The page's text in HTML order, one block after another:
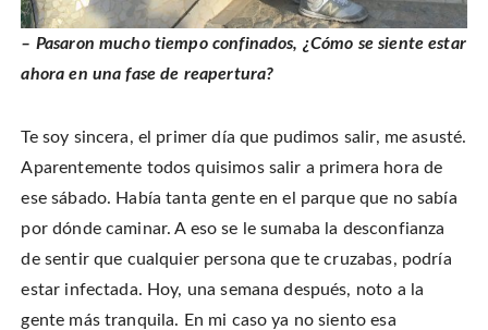
– Pasaron mucho tiempo confinados, ¿Cómo se siente estar
ahora en una fase de reapertura?
Te soy sincera, el primer día que pudimos salir, me asusté.
Aparentemente todos quisimos salir a primera hora de
ese sábado. Había tanta gente en el parque que no sabía
por dónde caminar. A eso se le sumaba la desconfianza
de sentir que cualquier persona que te cruzabas, podría
estar infectada. Hoy, una semana después, noto a la
gente más tranquila. En mi caso ya no siento esa